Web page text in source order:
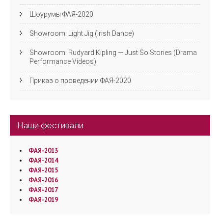
Шоурумы ФАЯ-2020
Showroom: Light Jig (Irish Dance)
Showroom: Rudyard Kipling — Just So Stories (Drama
Performance Videos)
Приказ о проведении ФАЯ-2020
Наши фестивали
ФАЯ-2013
ФАЯ-2014
ФАЯ-2015
ФАЯ-2016
ФАЯ-2017
ФАЯ-2019